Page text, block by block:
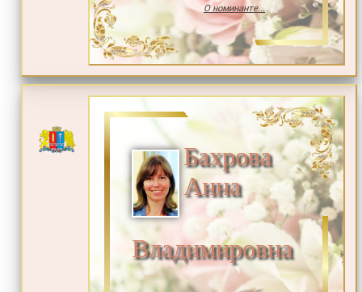
О номинанте...
Бахрова
Анна
Владимировна